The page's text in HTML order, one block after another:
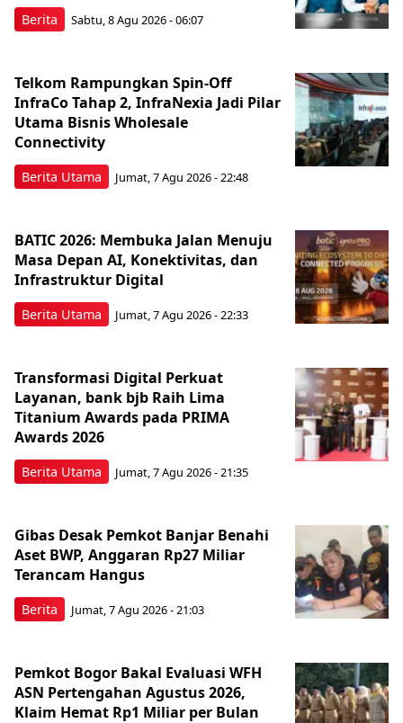
Berita Sabtu, 8 Agu 2026 - 06:07
Berita Utama
Telkom Rampungkan Spin-Off
InfraCo Tahap 2, InfraNexia Jadi Pilar
Utama Bisnis Wholesale
Connectivity
Jumat, 7 Agu 2026 - 22:48
Berita Utama
BATIC 2026: Membuka Jalan Menuju
Masa Depan AI, Konektivitas, dan
Infrastruktur Digital
Jumat, 7 Agu 2026 - 22:33
Berita Utama
Transformasi Digital Perkuat
Layanan, bank bjb Raih Lima
Titanium Awards pada PRIMA
Awards 2026
Jumat, 7 Agu 2026 - 21:35
Berita
Gibas Desak Pemkot Banjar Benahi
Aset BWP, Anggaran Rp27 Miliar
Terancam Hangus
Jumat, 7 Agu 2026 - 21:03
Pemkot Bogor Bakal Evaluasi WFH
ASN Pertengahan Agustus 2026,
Klaim Hemat Rp1 Miliar per Bulan